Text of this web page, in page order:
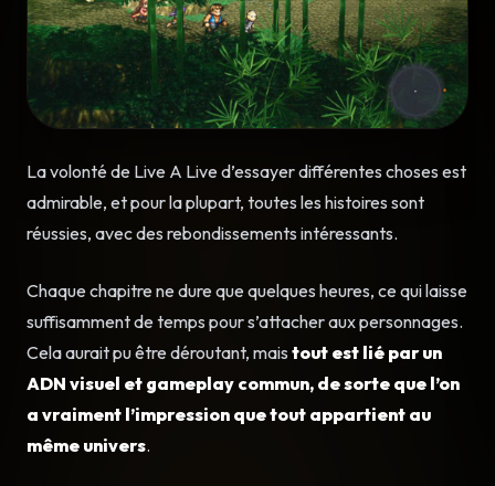
La volonté de Live A Live d’essayer différentes choses est
admirable, et pour la plupart, toutes les histoires sont
réussies, avec des rebondissements intéressants.
Chaque chapitre ne dure que quelques heures, ce qui laisse
suffisamment de temps pour s’attacher aux personnages.
Cela aurait pu être déroutant, mais tout est lié par un
ADN visuel et gameplay commun, de sorte que l’on
a vraiment l’impression que tout appartient au
même univers.